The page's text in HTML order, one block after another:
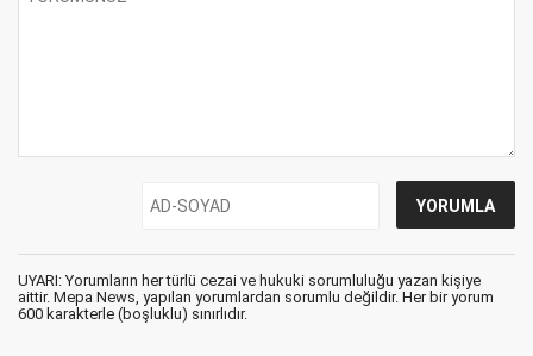
UYARI: Yorumların her türlü cezai ve hukuki sorumluluğu yazan kişiye
aittir. Mepa News, yapılan yorumlardan sorumlu değildir. Her bir yorum
600 karakterle (boşluklu) sınırlıdır.